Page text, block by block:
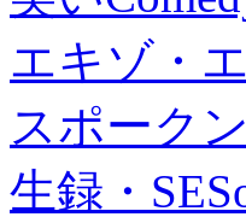
エキゾ・
スポークン
生録・SE